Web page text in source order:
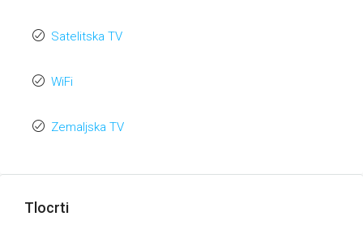
Satelitska TV
WiFi
Zemaljska TV
Tlocrti